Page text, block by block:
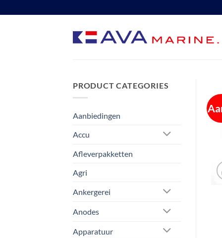
naar
PRODUCT CATEGORIES
Aanbiedingen
Accu
Afleverpakketten
Agri
Ankergerei
Anodes
Apparatuur